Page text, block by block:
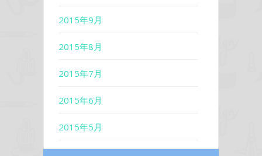
2015年9月
2015年8月
2015年7月
2015年6月
2015年5月